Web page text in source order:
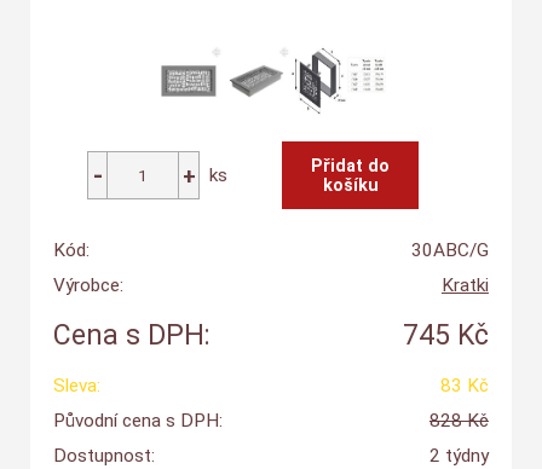
ks
Kód:
30ABC/G
Výrobce:
Kratki
Cena s DPH: 745 Kč
Sleva:
83 Kč
Původní cena s DPH:
828 Kč
Dostupnost:
2 týdny